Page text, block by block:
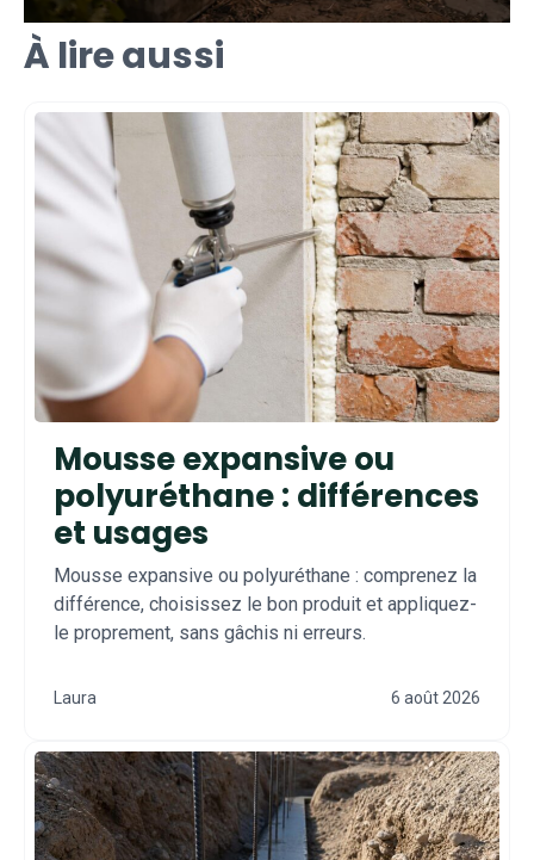
À lire aussi
Mousse expansive ou
polyuréthane : différences
et usages
Mousse expansive ou polyuréthane : comprenez la
différence, choisissez le bon produit et appliquez-
le proprement, sans gâchis ni erreurs.
Laura 6 août 2026